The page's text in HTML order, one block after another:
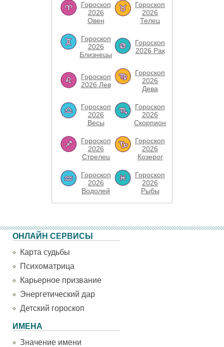
Гороскоп
2026
Овен
Гороскоп
2026
Телец
Гороскоп
2026
Близнецы
Гороскоп
2026 Рак
Гороскоп
2026 Лев
Гороскоп
2026
Дева
Гороскоп
2026
Весы
Гороскоп
2026
Скорпион
Гороскоп
2026
Стрелец
Гороскоп
2026
Козерог
Гороскоп
2026
Водолей
Гороскоп
2026
Рыбы
ОНЛАЙН СЕРВИСЫ
Карта судьбы
Психоматрица
Карьерное призвание
Энергетический дар
Детский гороскоп
ИМЕНА
Значение имени